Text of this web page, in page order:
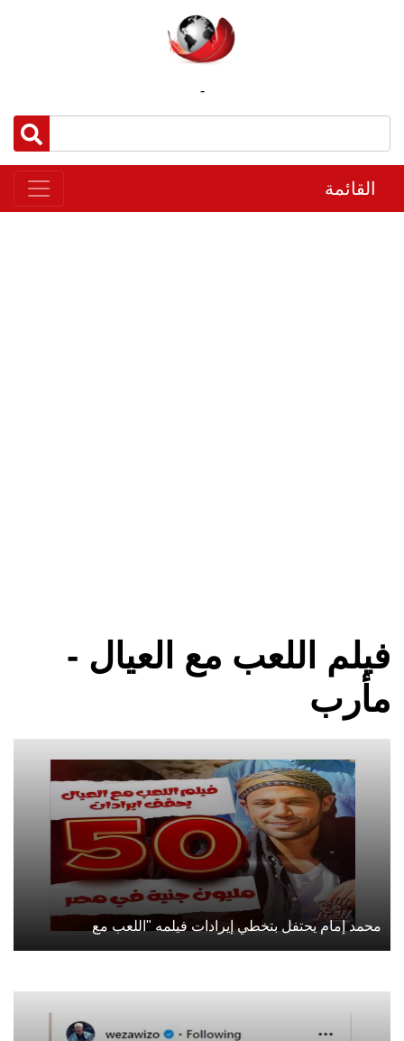
-
القائمة
فيلم اللعب مع العيال -
مأرب
محمد إمام يحتفل بتخطي إيرادات فيلمه "اللعب مع